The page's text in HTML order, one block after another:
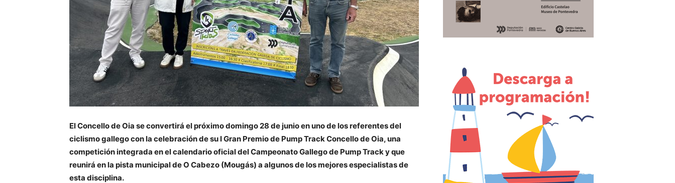
El Concello de Oia se convertirá el próximo domingo 28 de junio en uno de los referentes del
ciclismo gallego con la celebración de su I Gran Premio de Pump Track Concello de Oia, una
competición integrada en el calendario oficial del Campeonato Gallego de Pump Track y que
reunirá en la pista municipal de O Cabezo (Mougás) a algunos de los mejores especialistas de
esta disciplina.